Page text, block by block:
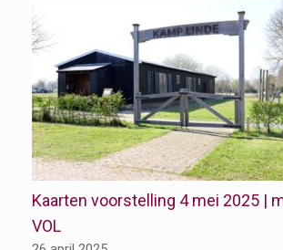
Kaarten voorstelling 4 mei 2025 |
VOL